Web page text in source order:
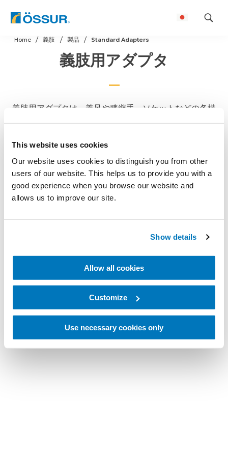
This website uses cookies
Our website uses cookies to distinguish you from other
users of our website. This helps us to provide you with a
good experience when you browse our website and
allows us to improve our site.
Show details
Allow all cookies
Customize
Use necessary cookies only
Skip
to
Standard Adapters
製品
義肢
Home
義肢用アダプタ
義肢用アダプタは、義足や膝継手、ソケットなどの各構
成要素を正確に接続し、アライメント調整を可能にする
重要なコンポーネントです。 Össurでは、耐久性と軽量